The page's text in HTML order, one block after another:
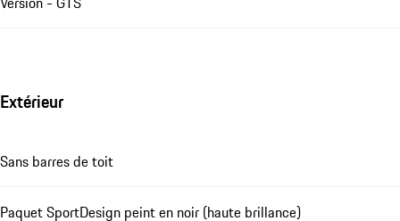
Extérieur
Sans barres de toit
Paquet SportDesign peint en noir (haute brillance)